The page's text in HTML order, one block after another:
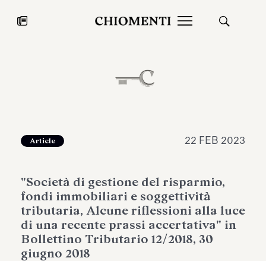
27 LUG 2026
Fondazione Torlonia inaugura la
mostra Marmora Romana
Chiomenti
Article 22 FEB 2023
"Società di gestione del risparmio,
fondi immobiliari e soggettività
tributaria, Alcune riflessioni alla luce
di una recente prassi accertativa" in
Bollettino Tributario 12/2018, 30
giugno 2018